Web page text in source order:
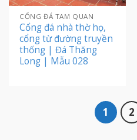
CỔNG ĐÁ TAM QUAN
Cổng đá nhà thờ họ,
cổng từ đường truyền
thống | Đá Thăng
Long | Mẫu 028
1 2